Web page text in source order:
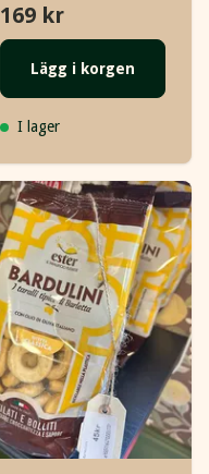
169 kr
Lägg i korgen
I lager